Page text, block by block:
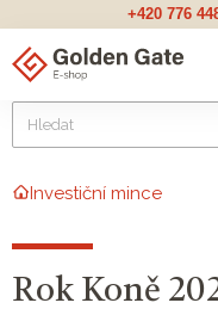
+420 776
Investiční mince
Rok Koně